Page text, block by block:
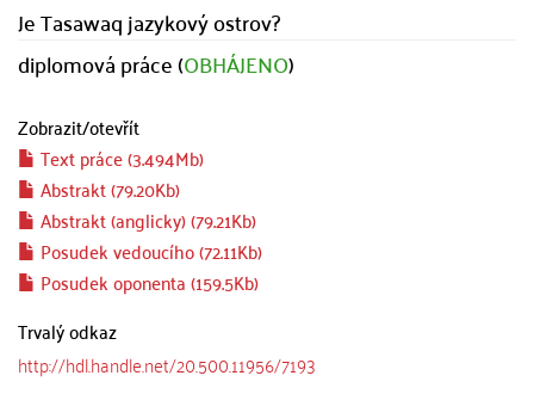
Je Tasawaq jazykový ostrov?
diplomová práce (OBHÁJENO)
Zobrazit/otevřít
Text práce (3.494Mb)
Abstrakt (79.20Kb)
Abstrakt (anglicky) (79.21Kb)
Posudek vedoucího (72.11Kb)
Posudek oponenta (159.5Kb)
Trvalý odkaz
http://hdl.handle.net/20.500.11956/7193